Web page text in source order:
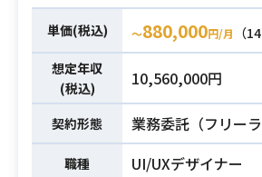
ロダクトのデザイ
必須スキル
・Figmaを使用し
ンデザイン
・要件定義書から
ム、画面遷移図、
単価(税込) 〜880,000円/月
（
想定年収
(税込)
10,560,000円
契約形態 業務委託（フリーラ
職種 UI/UXデザイナー